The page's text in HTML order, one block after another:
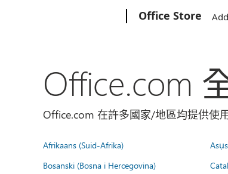
Office Store
Office.com
Office.com 在許多國家/地區均提供使
Afrikaans (Suid-Afrika)
Bosanski (Bosna i Hercegovina)